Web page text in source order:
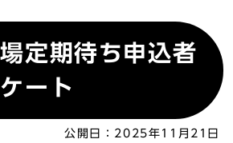
定期待ち申込者
ート
公開日： 2025年11月21日